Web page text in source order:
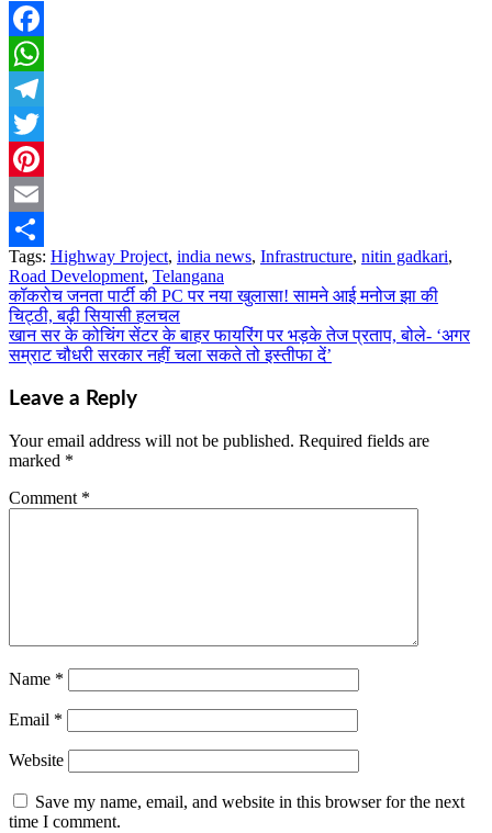
Facebook
WhatsApp
Telegram
Twitter
Pinterest
Email
Share
Tags: Highway Project, india news, Infrastructure, nitin gadkari,
Road Development, Telangana
Post
navigation
कॉकरोच जनता पार्टी की PC पर नया खुलासा! सामने आई मनोज झा की
चिट्ठी, बढ़ी सियासी हलचल
खान सर के कोचिंग सेंटर के बाहर फायरिंग पर भड़के तेज प्रताप, बोले- ‘अगर
सम्राट चौधरी सरकार नहीं चला सकते तो इस्तीफा दें’
Leave a Reply
Your email address will not be published. Required fields are
marked *
Comment *
Name *
Email *
Website
Save my name, email, and website in this browser for the next
time I comment.